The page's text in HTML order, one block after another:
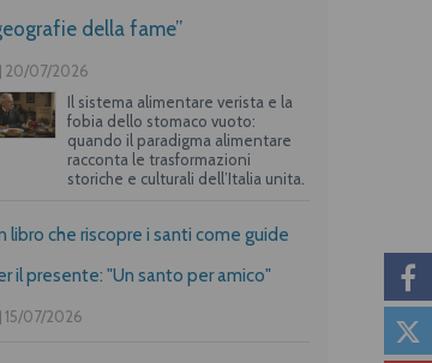
della fame”
20/07/2026
Il sistema alimentare verista e la
fobia dello stomaco vuoto:
quando il paradigma alimentare
racconta le trasformazioni
storiche e culturali dell’Italia unita.
libro che riscopre i santi come guide
il presente: "Un santo per amico"
15/07/2026